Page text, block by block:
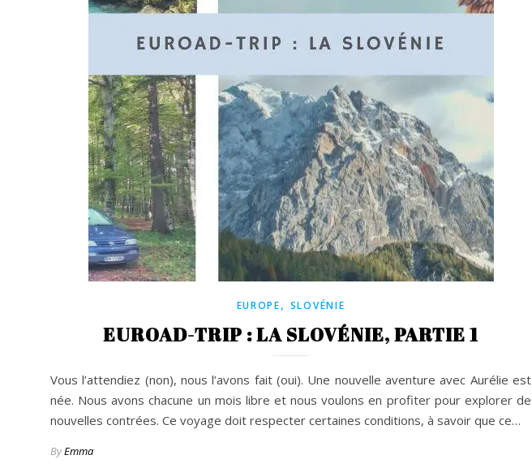
EUROPE, SLOVÉNIE
EUROAD-TRIP : LA SLOVÉNIE, PARTIE 1
Vous l’attendiez (non), nous l’avons fait (oui). Une nouvelle aventure avec Aurélie est
née. Nous avons chacune un mois libre et nous voulons en profiter pour explorer de
nouvelles contrées. Ce voyage doit respecter certaines conditions, à savoir que ce…
ByEmma